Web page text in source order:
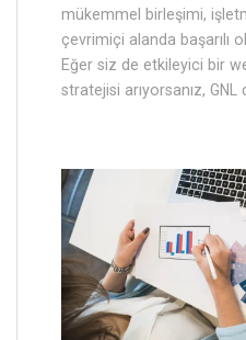
mükemmel birleşimi,
çevrimiçi alanda başarılı
Eğer siz de etkileyici bir
stratejisi arıyorsanız, GNL